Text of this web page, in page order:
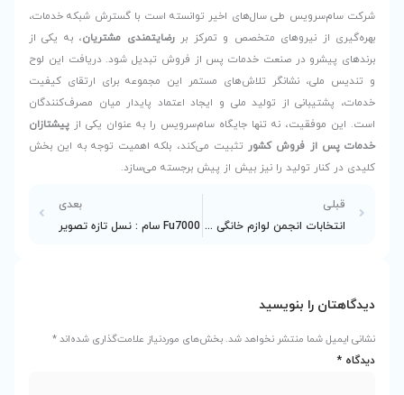
توانسته است با گسترش شبکه خدمات،
و تمرکز بررضایتمندی مشتریان، به یکی از
پس از فروش تبدیل شود. دریافت این لوح
مستمر این مجموعه برای ارتقای کیفیت
و ایجاد اعتماد پایدار میان مصرف‌کنندگان
سام‌سرویس را به عنوان یکی ازپیشتازان
می‌کند، بلکه اهمیت توجه به این بخش
از پیش برجسته می‌سازد.
Fu7000 سام : نسل تازه تصویر
بخش‌های موردنیاز علامت‌گذاری شده‌اند*